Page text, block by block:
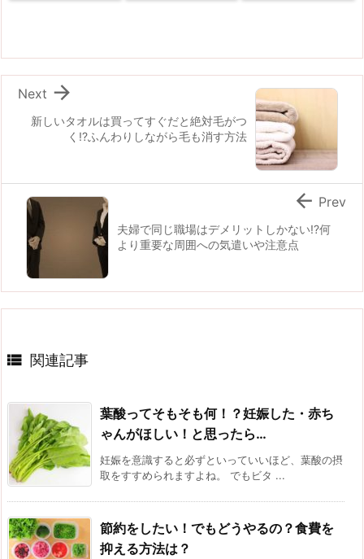
新しいタオルは買ってすぐだと絶対毛がつ
く!?ふんわりしながら毛も消す方法

Next
夫婦で同じ職場はデメリットしかない!?何
より重要な周囲への気遣いや注意点
 Prev
 関連記事
葉酸ってそもそも何！？妊娠した・赤ち
ゃんがほしい！と思ったら…
妊娠を意識すると必ずといっていいほど、葉酸の摂
取をすすめられますよね。 でもビタ ...
節約をしたい！でもどうやるの？食費を
抑える方法は？